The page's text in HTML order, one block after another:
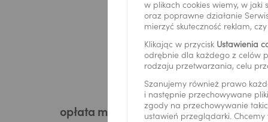
opłata manipulacyjna
w plikach cookies wiemy, w
oraz poprawne działanie
mierzyć skuteczność reklam,
Klikając w przycisk Ustawienia
odrębnie dla każdego z celów
rodzaju przetwarzania, celu
Szanujemy również prawo
i następnie przechowywane
zgody na przechowywanie
ustawień przeglądarki.